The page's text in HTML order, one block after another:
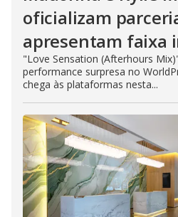
oficializam
apresentam faixa
"Love Sensation (Afterhours
performance surpresa no
chega às plataformas nesta...